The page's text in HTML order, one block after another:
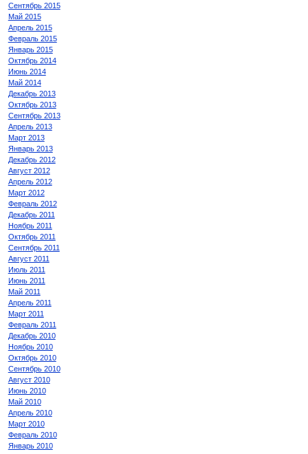
Сентябрь 2015
Май 2015
Апрель 2015
Февраль 2015
Январь 2015
Октябрь 2014
Июнь 2014
Май 2014
Декабрь 2013
Октябрь 2013
Сентябрь 2013
Апрель 2013
Март 2013
Январь 2013
Декабрь 2012
Август 2012
Апрель 2012
Март 2012
Февраль 2012
Декабрь 2011
Ноябрь 2011
Октябрь 2011
Сентябрь 2011
Август 2011
Июль 2011
Июнь 2011
Май 2011
Апрель 2011
Март 2011
Февраль 2011
Декабрь 2010
Ноябрь 2010
Октябрь 2010
Сентябрь 2010
Август 2010
Июнь 2010
Май 2010
Апрель 2010
Март 2010
Февраль 2010
Январь 2010